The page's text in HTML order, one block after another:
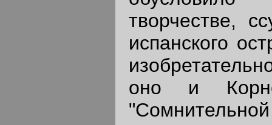
творчестве,
испанского
оно и